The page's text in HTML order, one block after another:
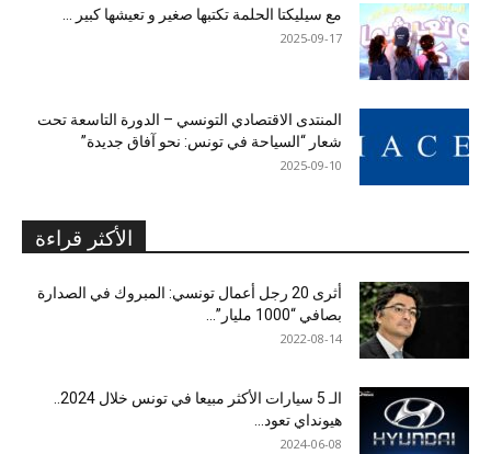
مع سيليكتا الحلمة تكتبها صغير و تعيشها كبير …
2025-09-17
المنتدى الاقتصادي التونسي – الدورة التاسعة تحت
شعار “السياحة في تونس: نحو آفاق جديدة”
2025-09-10
الأكثر قراءة
أثرى 20 رجل أعمال تونسي: المبروك في الصدارة
بصافي “1000 مليار”...
2022-08-14
هيونداي تعود...
2024-06-08